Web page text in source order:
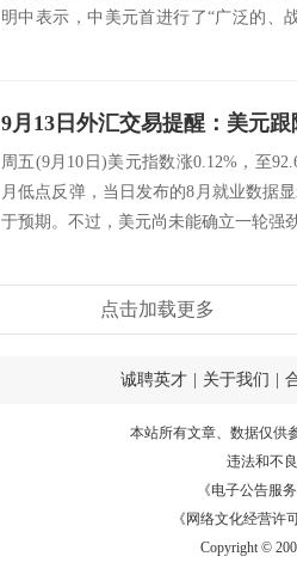
明中表示，中美元首进行了“广泛的、
周五(9月10日)美元指数涨0.12%，至
月低点反弹，当日发布的8月就业数据
于预期。不过，美元尚未能确立一轮强
点击加载更多
诚聘英才 关于我们
本站所有文章、数据仅供
违法和不
《电子公告服务
《网络文化经营许
Copyright ©